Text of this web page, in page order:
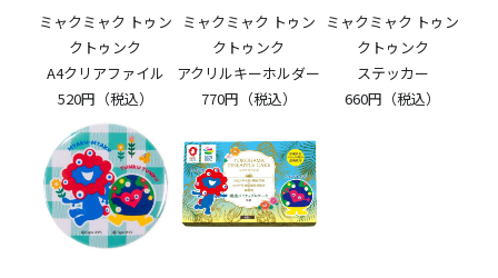
ミャクミャク トゥン
クトゥンク
A4クリアファイル
520円（税込）
ミャクミャク トゥン
クトゥンク
アクリルキーホルダー
770円（税込）
ミャクミャク トゥン
クトゥンク
ステッカー
660円（税込）